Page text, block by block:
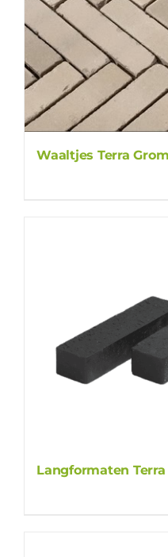
Waaltjes Terra
Langformaten